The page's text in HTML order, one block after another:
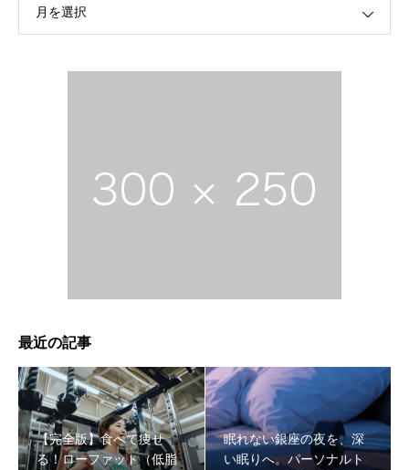
月を選択
最近の記事
【完全版】食べて痩せ
る！ローファット（低脂
眠れない銀座の夜を、深
い眠りへ。パーソナルト